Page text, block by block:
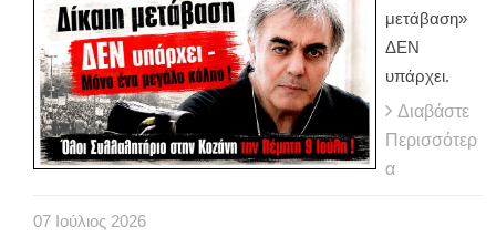
μετάβαση»
ΔΕΝ
υπάρχει.
Διαβάστε
Περισσότερ
α
07 Ιούλιος 2026